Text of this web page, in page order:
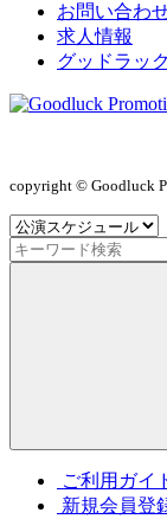
お問い合わ
求人情報
グッドラッ
copyright © Goodluck
ご利用ガイ
新規会員登